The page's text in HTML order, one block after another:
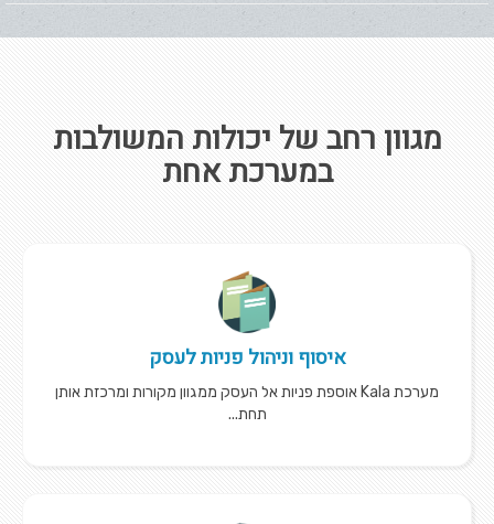
מגוון רחב של יכולות המשולבות
במערכת אחת
איסוף וניהול פניות לעסק
מערכת Kala אוספת פניות אל העסק ממגוון מקורות ומרכזת אותן
תחת...